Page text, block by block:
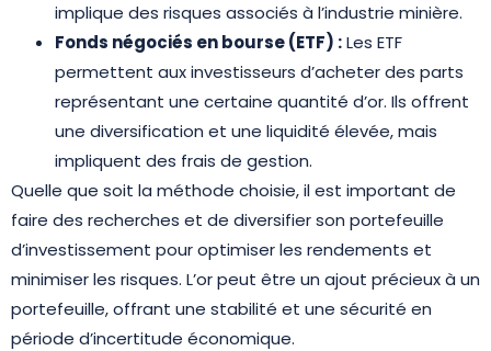
implique des risques associés à l’industrie minière.
Fonds négociés en bourse (ETF) :Les ETF
permettent aux investisseurs d’acheter des parts
représentant une certaine quantité d’or. Ils offrent
une diversification et une liquidité élevée, mais
impliquent des frais de gestion.
Quelle que soit la méthode choisie, il est important de
faire des recherches et de diversifier son portefeuille
d’investissement pour optimiser les rendements et
minimiser les risques. L’or peut être un ajout précieux à un
portefeuille, offrant une stabilité et une sécurité en
période d’incertitude économique.